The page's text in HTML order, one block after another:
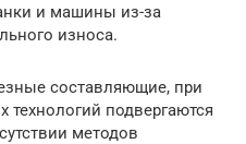
и машины из-за
износа.
составляющие, при
технологий подвергаются
методов